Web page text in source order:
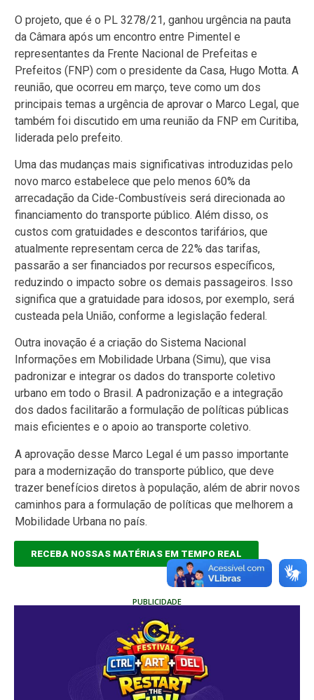
O projeto, que é o PL 3278/21, ganhou urgência na pauta
da Câmara após um encontro entre Pimentel e
representantes da Frente Nacional de Prefeitas e
Prefeitos (FNP) com o presidente da Casa, Hugo Motta. A
reunião, que ocorreu em março, teve como um dos
principais temas a urgência de aprovar o Marco Legal, que
também foi discutido em uma reunião da FNP em Curitiba,
liderada pelo prefeito.
Uma das mudanças mais significativas introduzidas pelo
novo marco estabelece que pelo menos 60% da
arrecadação da Cide-Combustíveis será direcionada ao
financiamento do transporte público. Além disso, os
custos com gratuidades e descontos tarifários, que
atualmente representam cerca de 22% das tarifas,
passarão a ser financiados por recursos específicos,
reduzindo o impacto sobre os demais passageiros. Isso
significa que a gratuidade para idosos, por exemplo, será
custeada pela União, conforme a legislação federal.
Outra inovação é a criação do Sistema Nacional
Informações em Mobilidade Urbana (Simu), que visa
padronizar e integrar os dados do transporte coletivo
urbano em todo o Brasil. A padronização e a integração
dos dados facilitarão a formulação de políticas públicas
mais eficientes e o apoio ao transporte coletivo.
A aprovação desse Marco Legal é um passo importante
para a modernização do transporte público, que deve
trazer benefícios diretos à população, além de abrir novos
caminhos para a formulação de políticas que melhorem a
Mobilidade Urbana no país.
RECEBA NOSSAS MATÉRIAS EM TEMPO REAL
PUBLICIDADE